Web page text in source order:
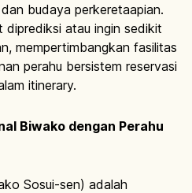
budaya perkeretaapian.
diprediksi atau ingin sedikit
mempertimbangkan fasilitas
perahu bersistem reservasi
itinerary.
Biwako dengan Perahu
Sosui-sen) adalah